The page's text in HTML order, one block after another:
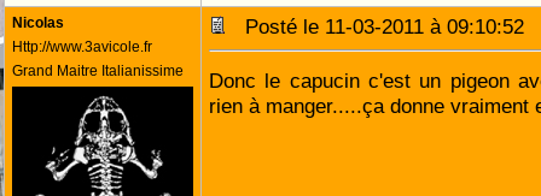
Nicolas
Http://www.3avicole.fr
Grand Maitre Italianissime
Posté le 11-03-2011 à 09:10:52
Donc le capucin c'est un pigeon
rien à manger.....ça donne